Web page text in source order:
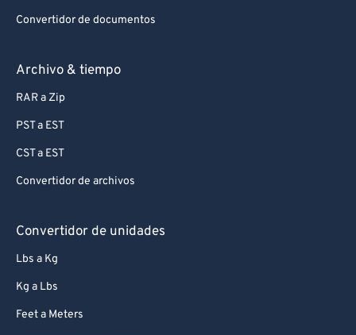
Convertidor de documentos
Archivo & tiempo
RAR a Zip
PST a EST
CST a EST
Convertidor de archivos
Convertidor de unidades
Lbs a Kg
Kg a Lbs
Feet a Meters